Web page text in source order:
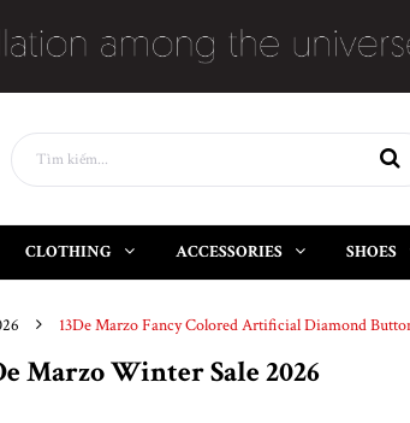
CLOTHING ACCESSORIES SHOES
13De Marzo Fancy Colored Artificial Diamond
Marzo Winter Sale 2026